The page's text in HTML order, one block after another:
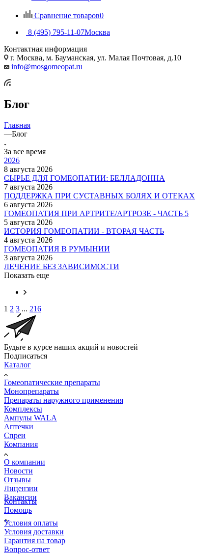
Сравнение товаров0
8 (495) 795-11-07Москва
Контактная информация
г. Москва, м. Бауманская, ул. Малая Почтовая, д.10
info@mosgomeopat.ru
Блог
Главная
—Блог
За все время
2026
8 августа 2026
СЫРЬЕ ДЛЯ ГОМЕОПАТИИ: БЕЛЛАДОННА
7 августа 2026
ПОДДЕРЖКА ПРИ СУСТАВНЫХ БОЛЯХ И ОТЕКАХ
6 августа 2026
ГОМЕОПАТИЯ ПРИ АРТРИТЕ/АРТРОЗЕ - ЧАСТЬ 5
5 августа 2026
ИСТОРИЯ ГОМЕОПАТИИ - ВТОРАЯ ЧАСТЬ
4 августа 2026
ГОМЕОПАТИЯ В РУМЫНИИ
3 августа 2026
ЛЕЧЕНИЕ БЕЗ ЗАВИСИМОСТИ
Показать еще
1 2 3 ... 216
Будьте в курсе наших акций и новостей
Подписаться
Каталог
Гомеопатические препараты
Монопрепараты
Препараты наружного применения
Комплексы
Ампулы WALA
Аптечки
Спреи
Компания
О компании
Новости
Отзывы
Лицензии
Вакансии
Контакты
Помощь
Условия оплаты
Условия доставки
Гарантия на товар
Вопрос-ответ